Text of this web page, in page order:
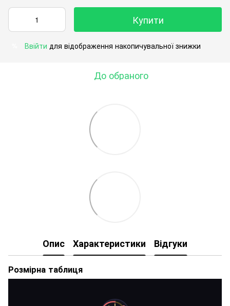
Купити
Ввійти для відображення накопичувальної знижки
До обраного
Опис Характеристики Відгуки
Розмірна таблиця